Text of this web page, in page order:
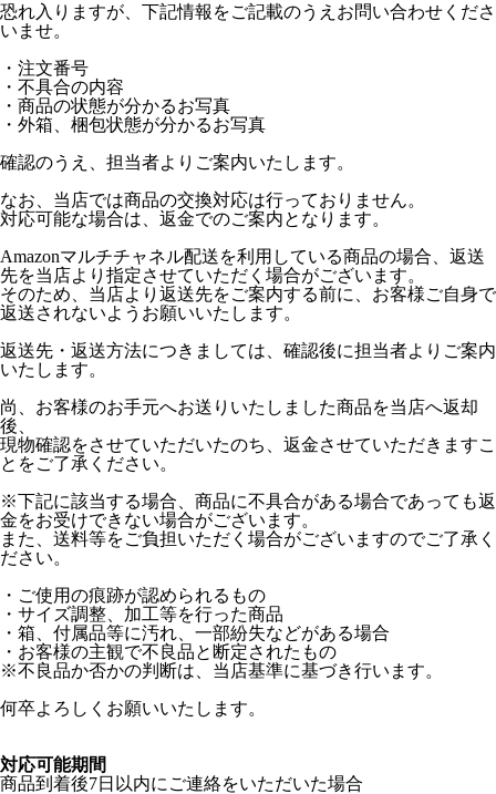
恐れ入りますが、下記情報をご記載のうえお問い合わせくださ
いませ。
・注文番号
・不具合の内容
・商品の状態が分かるお写真
・外箱、梱包状態が分かるお写真
確認のうえ、担当者よりご案内いたします。
なお、当店では商品の交換対応は行っておりません。
対応可能な場合は、返金でのご案内となります。
Amazonマルチチャネル配送を利用している商品の場合、返送
先を当店より指定させていただく場合がございます。
そのため、当店より返送先をご案内する前に、お客様ご自身で
返送されないようお願いいたします。
返送先・返送方法につきましては、確認後に担当者よりご案内
いたします。
尚、お客様のお手元へお送りいたしました商品を当店へ返却
後、
現物確認をさせていただいたのち、返金させていただきますこ
とをご了承ください。
※下記に該当する場合、商品に不具合がある場合であっても返
金をお受けできない場合がございます。
また、送料等をご負担いただく場合がございますのでご了承く
ださい。
・ご使用の痕跡が認められるもの
・サイズ調整、加工等を行った商品
・箱、付属品等に汚れ、一部紛失などがある場合
・お客様の主観で不良品と断定されたもの
※不良品か否かの判断は、当店基準に基づき行います。
何卒よろしくお願いいたします。
対応可能期間
商品到着後7日以内にご連絡をいただいた場合